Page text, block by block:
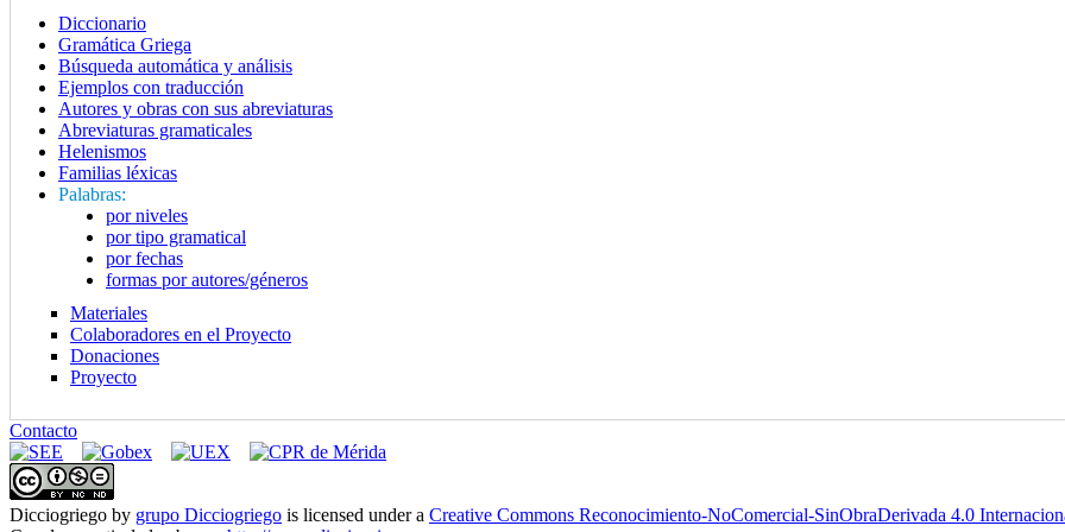
Diccionario
Gramática Griega
Búsqueda automática y análisis
Ejemplos con traducción
Autores y obras con sus abreviaturas
Abreviaturas gramaticales
Helenismos
Familias léxicas
Palabras:
por niveles
por tipo gramatical
por fechas
formas por autores/géneros
Materiales
Colaboradores en el Proyecto
Donaciones
Proyecto
Contacto
Dicciogriego by grupo Dicciogriego is licensed under a Creative Commons Reconocimiento-NoComercial-SinObraDerivada 4.0